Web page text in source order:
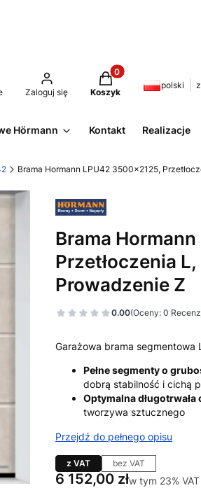
Zaloguj się
Produkty w
Koszyk
polski
Hörmann Kontakt Realizacje
Brama Hormann LPU42 3500x2125,
Brama
Przetłoczenia
Prowadzenie Z
0.00(Oceny: 0
Garażowa brama segmentowa
Pełne segmenty o
dobrą stabilność i cichą
Optymalna długotrwała
tworzywa sztucznego
Przejdź do pełnego opisu
z VAT bez VAT
Cena
6 152,00 złw tym 23% VAT
w tym 23% VAT